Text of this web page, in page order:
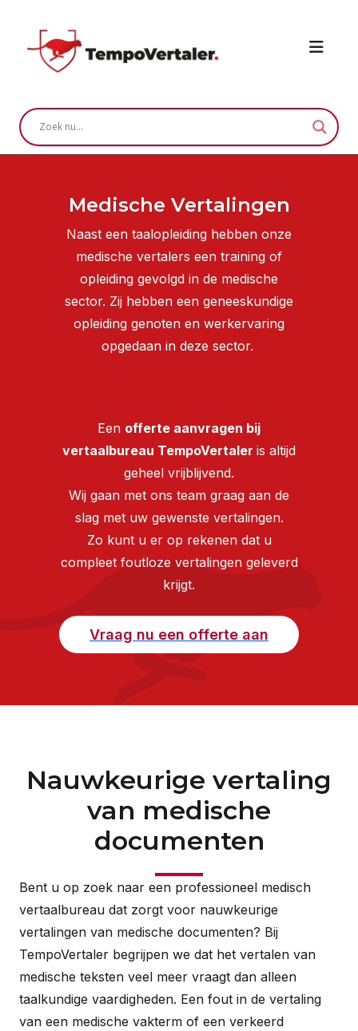
Medische Vertalingen
Naast een taalopleiding hebben onze
medische vertalers een training of
opleiding gevolgd in de medische
sector. Zij hebben een geneeskundige
opleiding genoten en werkervaring
opgedaan in deze sector.
Een offerte aanvragen bij
vertaalbureau TempoVertaler is altijd
geheel vrijblijvend.
Wij gaan met ons team graag aan de
slag met uw gewenste vertalingen.
Zo kunt u er op rekenen dat u
compleet foutloze vertalingen geleverd
krijgt.
Vraag nu een offerte aan
Nauwkeurige vertaling
van medische
documenten
Bent u op zoek naar een professioneel medisch
vertaalbureau dat zorgt voor nauwkeurige
vertalingen van medische documenten? Bij
TempoVertaler begrijpen we dat het vertalen van
medische teksten veel meer vraagt dan alleen
taalkundige vaardigheden. Een fout in de vertaling
van een medische vakterm of een verkeerd